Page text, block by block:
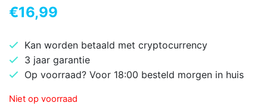
€16,99
Kan worden betaald met cryptocurrency
3 jaar garantie
Op voorraad? Voor 18:00 besteld morgen in huis
Niet op voorraad